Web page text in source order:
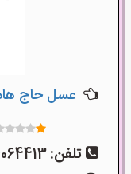
عسل حاج
تلفن: